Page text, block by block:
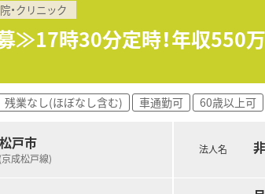
≫
の調剤、監査、服薬指導
、医薬品情報管理
・クリニック
≫17時30分定時！年収550
残業なし(ほぼなし含む) 車通勤可 60歳以上可
戸市
成松戸線)
法人名